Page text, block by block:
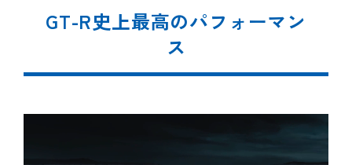
GT-R史上最高のパフォーマン
ス